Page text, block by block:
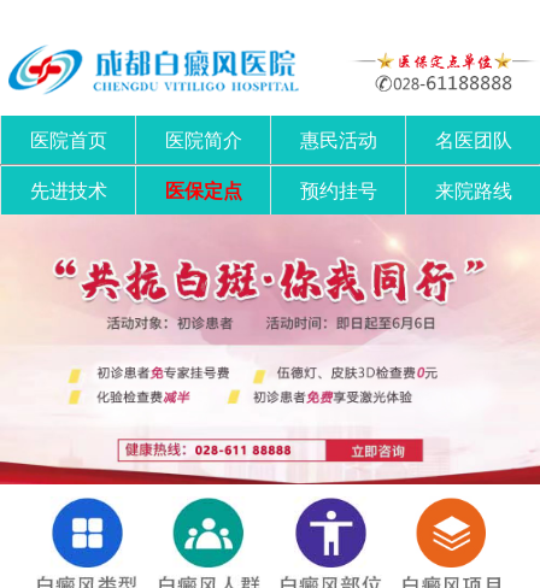
医院首页 医院简介 惠民活动
名医团队
先进技术
医保定点 预约挂号 来院路线